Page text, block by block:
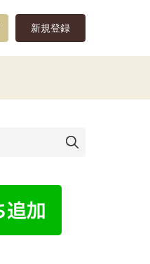
新規登録